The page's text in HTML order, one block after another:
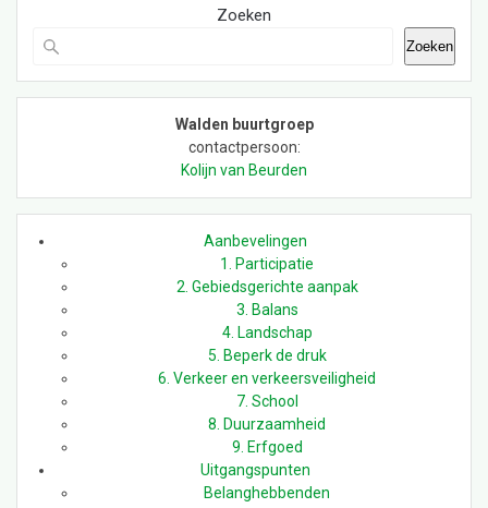
Zoeken
Zoeken
Walden buurtgroep
contactpersoon:
Kolijn van Beurden
Aanbevelingen
1. Participatie
2. Gebiedsgerichte aanpak
3. Balans
4. Landschap
5. Beperk de druk
6. Verkeer en verkeersveiligheid
7. School
8. Duurzaamheid
9. Erfgoed
Uitgangspunten
Belanghebbenden